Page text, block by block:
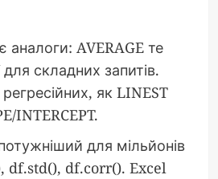
аналоги: AVERAGE те
складних запитів.
як LINEST
INTERCEPT.
для мільйонів
df.std(), df.corr(). Excel